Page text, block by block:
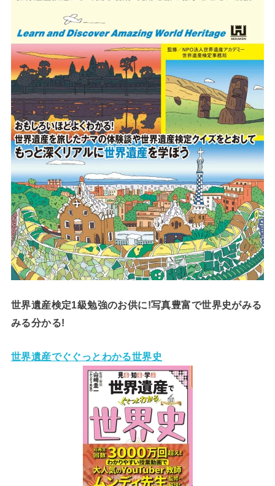
世界遺産検定1級勉強のお供に!写真豊富で世界史がみる
みる分かる!
世界遺産でぐぐっとわかる世界史